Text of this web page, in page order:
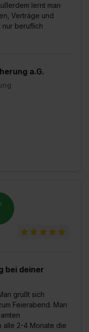
lernt man
Verträge und
nur beruflich
a.G.
bei deiner
grüßt sich
Feierabend. Man
alle 2-4 Monate die